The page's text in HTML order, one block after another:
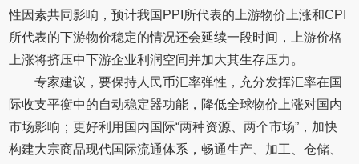
性因素共同影响，预计我国PPI所代表的上游物价上涨和CPI
所代表的下游物价稳定的情况还会延续一段时间，上游价格
上涨将挤压中下游企业利润空间并加大其生存压力。
专家建议，要保持人民币汇率弹性，充分发挥汇率在国
际收支平衡中的自动稳定器功能，降低全球物价上涨对国内
市场影响；更好利用国内国际“两种资源、两个市场”，加快
构建大宗商品现代国际流通体系，畅通生产、加工、仓储、